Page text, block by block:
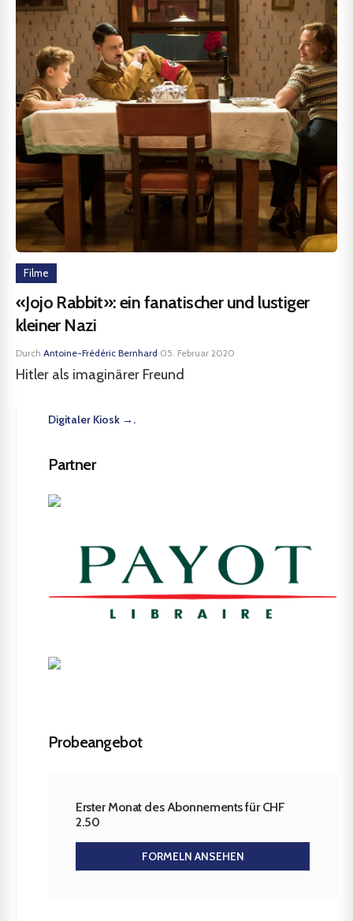
Filme
«Jojo Rabbit»: ein fanatischer und lustiger
kleiner Nazi
Durch Antoine-Frédéric Bernhard·05. Februar 2020
Hitler als imaginärer Freund
Digitaler Kiosk →.
Partner
Probeangebot
Erster Monat des Abonnements für CHF
2.50
FORMELN ANSEHEN